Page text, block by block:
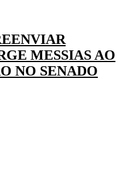
MESSIAS AO
NO SENADO